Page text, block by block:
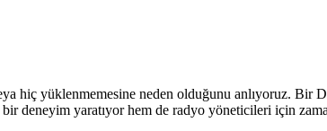
hiç yüklenmemesine neden olduğunu anlıyoruz. Bir
deneyim yaratıyor hem de radyo yöneticileri için